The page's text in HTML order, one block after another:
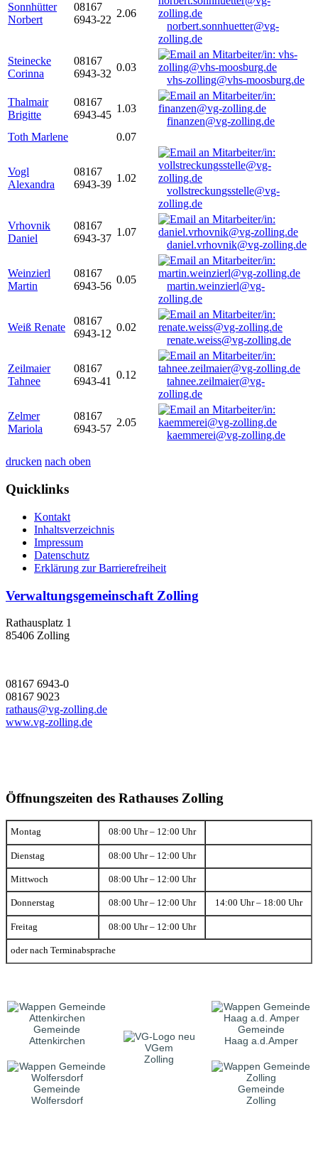
Sonnhütter
Norbert
08167
6943-22
2.06
norbert.sonnhuetter@vg-
zolling.de
Steinecke
Corinna
08167
6943-32
0.03
vhs-zolling@vhs-moosburg.de
Thalmair
Brigitte
08167
6943-45
1.03
finanzen@vg-zolling.de
Toth Marlene
0.07
Vogl
Alexandra
08167
6943-39
1.02
vollstreckungsstelle@vg-
zolling.de
Vrhovnik
Daniel
08167
6943-37
1.07
daniel.vrhovnik@vg-zolling.de
Weinzierl
Martin
08167
6943-56
0.05
martin.weinzierl@vg-
zolling.de
Weiß Renate
08167
6943-12
0.02
renate.weiss@vg-zolling.de
Zeilmaier
Tahnee
08167
6943-41
0.12
tahnee.zeilmaier@vg-
zolling.de
Zelmer
Mariola
08167
6943-57
2.05
kaemmerei@vg-zolling.de
drucken nach oben
Quicklinks
Kontakt
Inhaltsverzeichnis
Impressum
Datenschutz
Erklärung zur Barrierefreiheit
Verwaltungsgemeinschaft Zolling
Rathausplatz 1
85406 Zolling
08167 6943-0
08167 9023
rathaus@vg-zolling.de
www.vg-zolling.de
Öffnungszeiten des Rathauses Zolling
Montag 08:00 Uhr – 12:00 Uhr
Dienstag 08:00 Uhr – 12:00 Uhr
Mittwoch 08:00 Uhr – 12:00 Uhr
Donnerstag 08:00 Uhr – 12:00 Uhr 14:00 Uhr – 18:00 Uhr
Freitag 08:00 Uhr – 12:00 Uhr
oder nach Terminabsprache
Gemeinde
Attenkirchen
VGem
Zolling
Gemeinde
Haag a.d.Amper
Gemeinde
Wolfersdorf
Gemeinde
Zolling